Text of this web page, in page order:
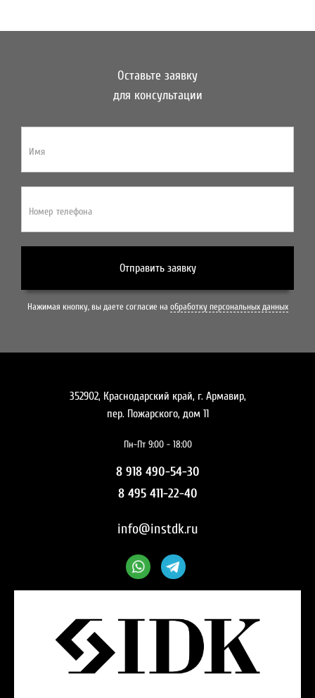
Оставьте заявку
для консультации
Имя
Номер телефона
Отправить заявку
Нажимая кнопку, вы даете согласие на обработку персональных данных
352902, Краснодарский край, г. Армавир,
пер. Пожарского, дом 11
Пн-Пт 9:00 - 18:00
8 918 490-54-30
8 495 411-22-40
info@instdk.ru